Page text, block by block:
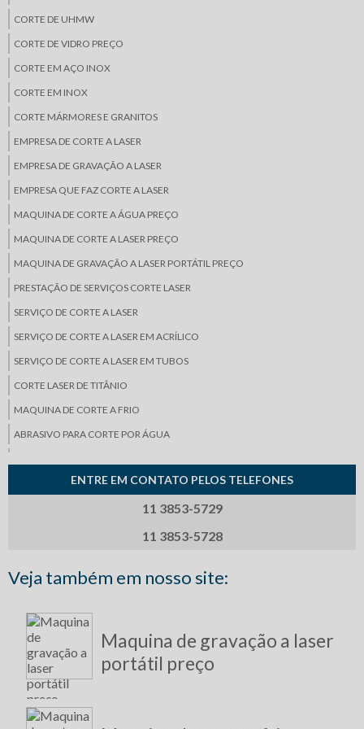
CORTE DE UHMW
CORTE DE VIDRO PREÇO
CORTE EM AÇO INOX
CORTE EM INOX
CORTE MÁRMORES E GRANITOS
EMPRESA DE CORTE A LASER
EMPRESA DE GRAVAÇÃO A LASER
EMPRESA QUE FAZ CORTE A LASER
MAQUINA DE CORTE A ÁGUA PREÇO
MAQUINA DE CORTE A LASER PREÇO
MAQUINA DE GRAVAÇÃO A LASER PORTÁTIL PREÇO
PRESTAÇÃO DE SERVIÇOS CORTE LASER
SERVIÇO DE CORTE A LASER
SERVIÇO DE CORTE A LASER EM ACRÍLICO
SERVIÇO DE CORTE A LASER EM TUBOS
CORTE LASER DE TITÂNIO
MAQUINA DE CORTE A FRIO
ABRASIVO PARA CORTE POR ÁGUA
LASER DE FIBRA ÓPTICA
MÁQUINA DE CORTE JATO DE ÁGUA
MÁQUINA QUE CORTA COM ÁGUA
TECNOLOGIA DE CORTE A LASER
CORTE DE PORCELANATO
MAQUINA WATERJET
CORTE DE LATÃO
CORTE DE BORRACHA
ENTRE EM CONTATO PELOS TELEFONES
11 3853-5729
11 3853-5728
Veja também em nosso site:
Maquina de gravação a laser
portátil preço